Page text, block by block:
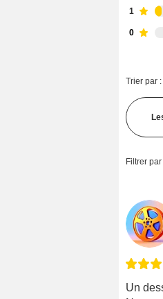
1
0
Trier par :
Filtrer par
Un